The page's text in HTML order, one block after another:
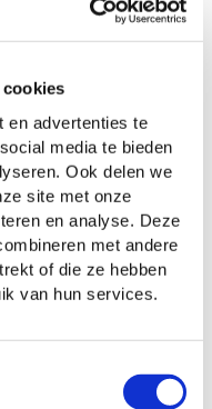
en advertenties te
media te bieden
Ook delen we
site met onze
en analyse. Deze
met andere
of die ze hebben
van hun services.
De Nienekes
extra leuke
uitstapjes
krijgt ieder kind
het thema van
Vraag op de